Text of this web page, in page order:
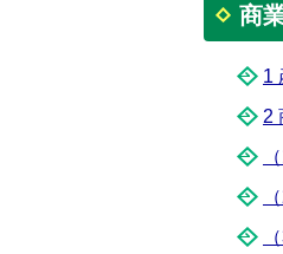
商
1
2